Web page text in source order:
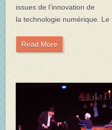
issues de l’innovation de
la technologie numérique.
Read More